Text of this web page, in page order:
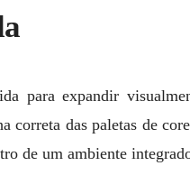
para expandir
correta das paletas de
de um ambiente